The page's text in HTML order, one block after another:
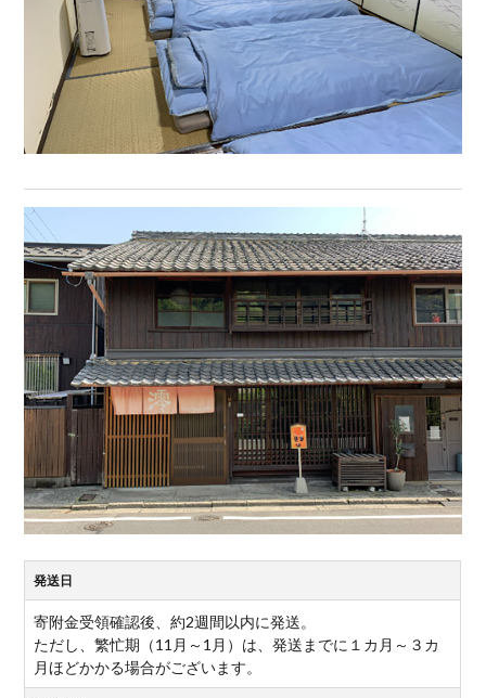
発送日
寄附金受領確認後、約2週間以内に発送。
ただし、繁忙期（11月～1月）は、発送までに１カ月～３カ
月ほどかかる場合がございます。